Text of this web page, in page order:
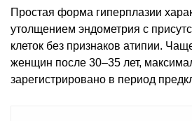
Простая форма гиперплазии
утолщением эндометрия с
клеток без признаков атипии.
женщин после 30–35 лет,
зарегистрировано в период